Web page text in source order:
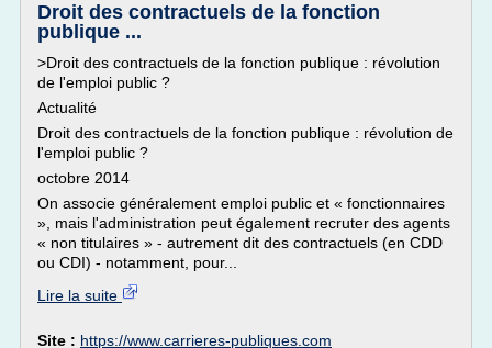
Droit des contractuels de la fonction
publique ...
>Droit des contractuels de la fonction publique : révolution
de l'emploi public ?
Actualité
Droit des contractuels de la fonction publique : révolution de
l'emploi public ?
octobre 2014
On associe généralement emploi public et « fonctionnaires
», mais l'administration peut également recruter des agents
« non titulaires » - autrement dit des contractuels (en CDD
ou CDI) - notamment, pour...
Lire la suite
Site : https://www.carrieres-publiques.com